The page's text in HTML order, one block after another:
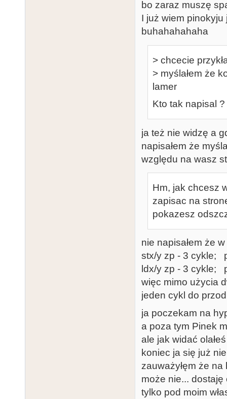
bo zaraz muszę
I już wiem pinokyju
buhahahahaha
> chcecie
> myślałem że
lamer
Kto tak napisal
ja też nie widzę a
napisałem że
względu na wasz
Hm, jak chcesz
zapisac na
pokazesz
nie napisałem że
stx/y zp - 3 cykle;
ldx/y zp - 3 cykle;
więc mimo użycia
jeden cykl do
ja poczekam na
a poza tym Pinek
ale jak widać
koniec ja się już
zauważyłęm że
może nie... dostaję
tylko pod moim